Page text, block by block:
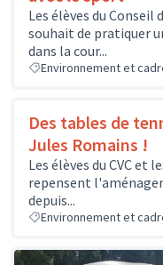
Les élèves du
souhait de pratiquer
dans la cour...
Environnement et
Des tables de
Jules Romains !
Les élèves du CVC et
repensent
depuis...
Environnement et